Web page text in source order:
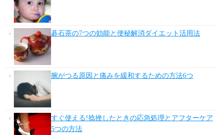
碁石茶の7つの効能と便秘解消ダイエット活用法
腕がつる原因と痛みを緩和するための方法6つ
すぐ使える!捻挫したときの応急処理とアフターケア
5つの方法